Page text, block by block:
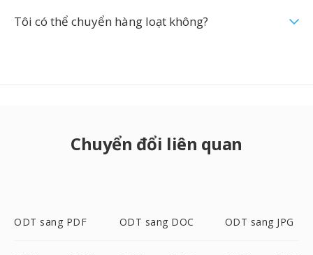
Tôi có thể chuyển hàng loạt không?
Chuyển đổi liên quan
ODT sang PDF ODT sang DOC ODT sang JPG